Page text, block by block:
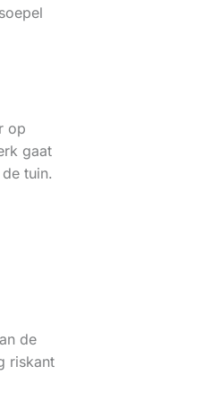
op
gaat
tuin.
de
riskant